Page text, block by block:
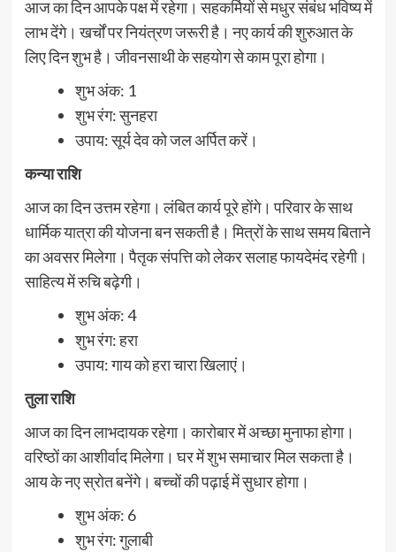
आज का दिन आपके पक्ष में रहेगा। सहकर्मियों से मधुर संबंध भविष्य में
लाभ देंगे। खर्चों पर नियंत्रण जरूरी है। नए कार्य की शुरुआत के
लिए दिन शुभ है। जीवनसाथी के सहयोग से काम पूरा होगा।
शुभ अंक: 1
शुभ रंग: सुनहरा
उपाय: सूर्य देव को जल अर्पित करें।
कन्या राशि
आज का दिन उत्तम रहेगा। लंबित कार्य पूरे होंगे। परिवार के साथ
धार्मिक यात्रा की योजना बन सकती है। मित्रों के साथ समय बिताने
का अवसर मिलेगा। पैतृक संपत्ति को लेकर सलाह फायदेमंद रहेगी।
साहित्य में रुचि बढ़ेगी।
शुभ अंक: 4
शुभ रंग: हरा
उपाय: गाय को हरा चारा खिलाएं।
तुला राशि
आज का दिन लाभदायक रहेगा। कारोबार में अच्छा मुनाफा होगा।
वरिष्ठों का आशीर्वाद मिलेगा। घर में शुभ समाचार मिल सकता है।
आय के नए स्रोत बनेंगे। बच्चों की पढ़ाई में सुधार होगा।
शुभ अंक: 6
शुभ रंग: गुलाबी